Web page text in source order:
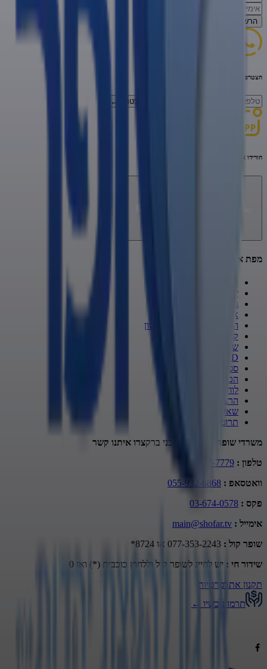
הרשמה
הצטרפו לווטסאפ
להצטרף ←
הורידו את האפליקציה
מפת אתר
שופר KIDS
גנזי המלך
אשכולות
הרב אמנון יצחק ב-70 לשון
קצרים
שיעורי תורה
VOD
ספרי קודש
הכה את המומחה
לוח הרצאות
הרצאות
שאל את הרב
תרומה
משרדי שופר
צרו איתנו קשר
טלפון :
03-677-7779
וואטסאפ :
055-932-6868
פקס :
03-674-0578
אימייל :
main@shofar.tv
שופר קול : 077-353-2243 או 8724*
שידור חי : יש לחייג לשופר קול וללחוץ כוכבית (*) ואז 0
תקנון אתרפרטיות
תרמו עכשיו ←